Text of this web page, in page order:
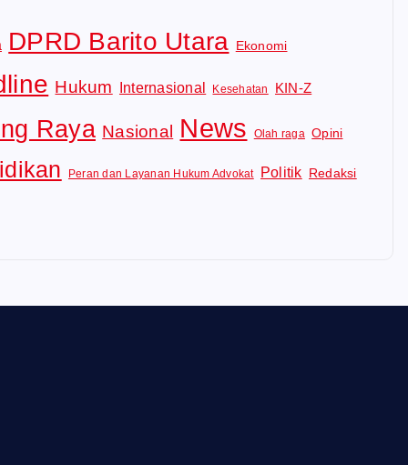
DPRD Barito Utara Ekonomi
Hukum Internasional Kesehatan KIN-Z
Raya Nasional News Olah raga Opini
Peran dan Layanan Hukum Advokat Politik Redaksi